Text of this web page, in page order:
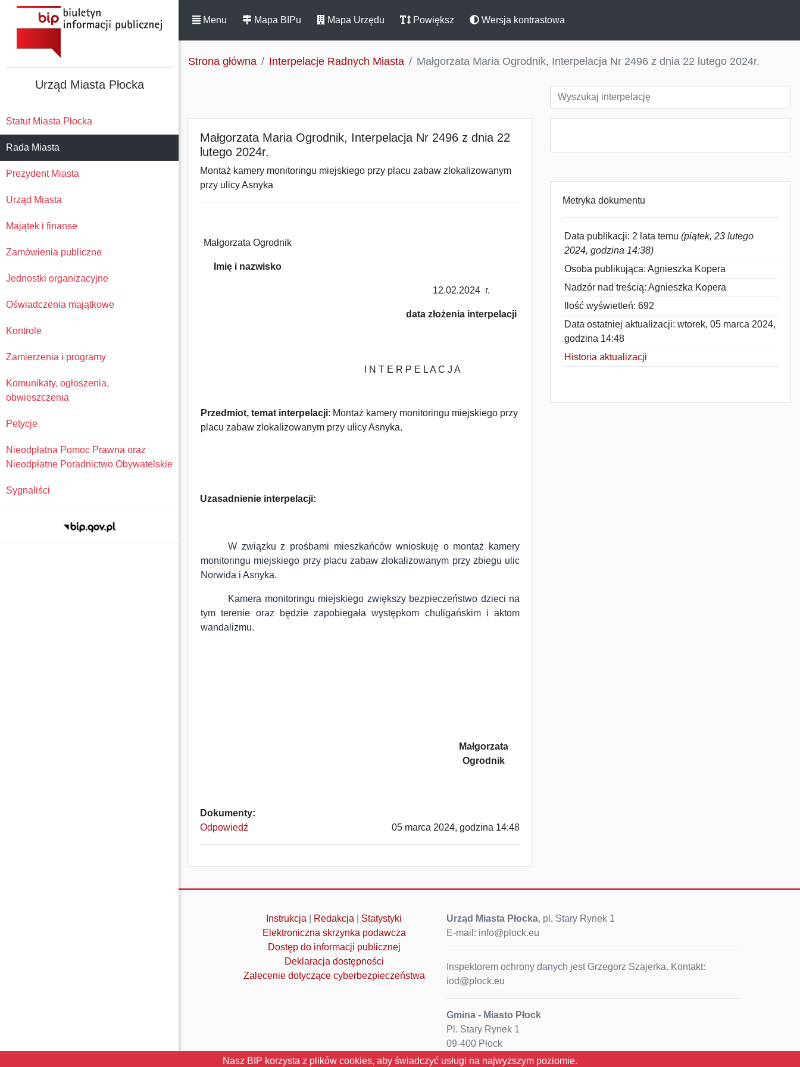
Urząd Miasta Płocka
Statut Miasta Płocka
Rada Miasta
Prezydent Miasta
Urząd Miasta
Majątek i finanse
Zamówienia publiczne
Jednostki organizacyjne
Oświadczenia majątkowe
Kontrole
Zamierzenia i programy
Komunikaty, ogłoszenia,
obwieszczenia
Petycje
Nieodpłatna Pomoc Prawna oraz
Nieodpłatne Poradnictwo Obywatelskie
Sygnaliści
Menu Mapa BIPu Mapa Urzędu Powiększ Wersja kontrastowa
Strona główna Interpelacje Radnych Miasta Małgorzata Maria Ogrodnik, Interpelacja Nr 2496 z dnia 22 lutego 2024r.
Małgorzata Maria Ogrodnik, Interpelacja Nr 2496 z dnia 22
lutego 2024r.
Montaż kamery monitoringu miejskiego przy placu zabaw zlokalizowanym
przy ulicy Asnyka
Małgorzata Ogrodnik
Imię i nazwisko
12.02.2024 r.
data złożenia interpelacji
I N T E R P E L A C J A
Przedmiot, temat interpelacji: Montaż kamery monitoringu miejskiego przy
placu zabaw zlokalizowanym przy ulicy Asnyka.
Uzasadnienie interpelacji:
W związku z prośbami mieszkańców wnioskuję o montaż kamery
monitoringu miejskiego przy placu zabaw zlokalizowanym przy zbiegu ulic
Norwida i Asnyka.
Kamera monitoringu miejskiego zwiększy bezpieczeństwo dzieci na
tym terenie oraz będzie zapobiegała występkom chuligańskim i aktom
wandalizmu.
Małgorzata
Ogrodnik
Dokumenty:
Odpowiedź
05 marca 2024, godzina 14:48
Metryka dokumentu
Data publikacji: 2 lata temu (piątek, 23 lutego
2024, godzina 14:38)
Osoba publikująca: Agnieszka Kopera
Nadzór nad treścią: Agnieszka Kopera
Ilość wyświetleń: 692
Data ostatniej aktualizacji: wtorek, 05 marca 2024,
godzina 14:48
Historia aktualizacji
Instrukcja Redakcja
Statystyki
Elektroniczna skrzynka podawcza
Dostęp do informacji publicznej
Deklaracja dostępności
Zalecenie dotyczące cyberbezpieczeństwa
Urząd Miasta Płocka, pl. Stary Rynek 1
E-mail: info@plock.eu
Inspektorem ochrony danych jest Grzegorz Szajerka. Kontakt:
iod@plock.eu
Gmina - Miasto Płock
Pl. Stary Rynek 1
09-400 Płock
NIP: 774-31-35-712
Nasz BIP korzysta z plików cookies, aby świadczyć usługi na najwyższym poziomie.